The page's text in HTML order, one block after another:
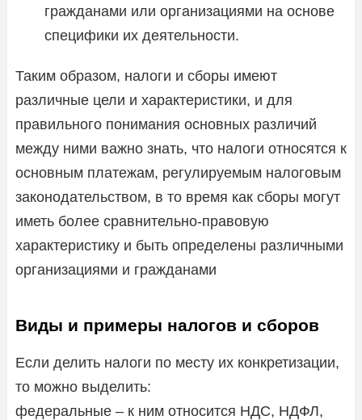
гражданами или организациями на основе
специфики их деятельности.
Таким образом, налоги и сборы имеют
различные цели и характеристики, и для
правильного понимания основных различий
между ними важно знать, что налоги относятся к
основным платежам, регулируемым налоговым
законодательством, в то время как сборы могут
иметь более сравнительно-правовую
характеристику и быть определены различными
организациями и гражданами
Виды и примеры налогов и сборов
Если делить налоги по месту их конкретизации,
то можно выделить:
федеральные – к ним относится НДС, НДФЛ,